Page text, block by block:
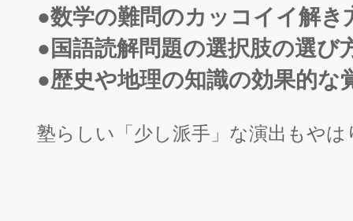
●数学の難問のカッコイイ解き
●国語読解問題の選択肢の選び
●歴史や地理の知識の効果的な
塾らしい「少し派手」な演出もや